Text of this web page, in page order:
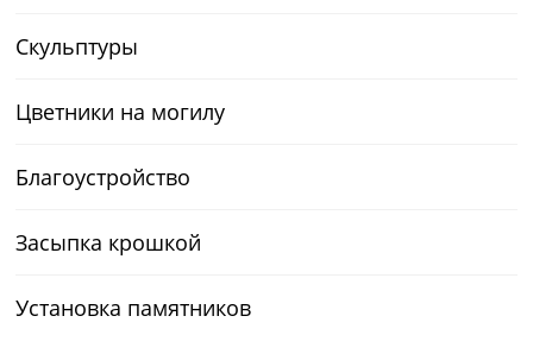
Скульптуры
Цветники на могилу
Благоустройство
Засыпка крошкой
Установка памятников